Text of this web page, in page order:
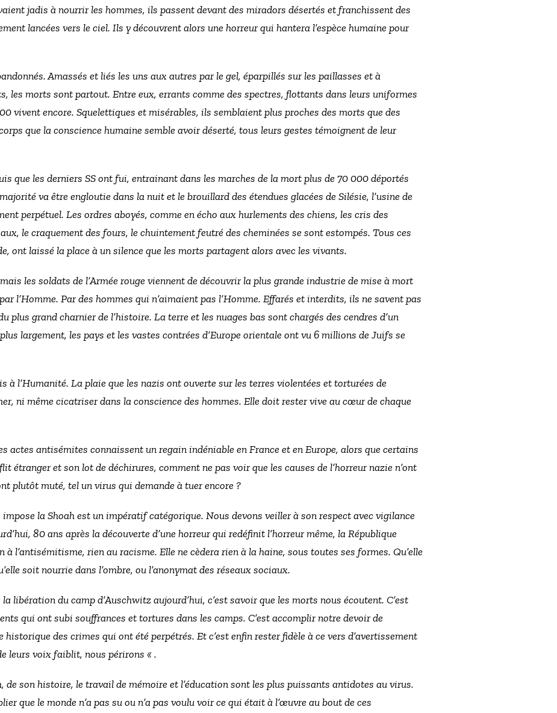
jadis à nourrir les hommes, ils passent devant des miradors désertés et franchissent des
lancées vers le ciel. Ils y découvrent alors une horreur qui hantera l’espèce humaine pour
Amassés et liés les uns aux autres par le gel, éparpillés sur les paillasses et à
les morts sont partout. Entre eux, errants comme des spectres, flottants dans leurs uniformes
vivent encore. Squelettiques et misérables, ils semblaient plus proches des morts que des
que la conscience humaine semble avoir déserté, tous leurs gestes témoignent de leur
que les derniers SS ont fui, entrainant dans les marches de la mort plus de 70 000 déportés
va être engloutie dans la nuit et le brouillard des étendues glacées de Silésie, l’usine de
perpétuel. Les ordres aboyés, comme en écho aux hurlements des chiens, les cris des
le craquement des fours, le chuintement feutré des cheminées se sont estompés. Tous ces
ont laissé la place à un silence que les morts partagent alors avec les vivants.
les soldats de l’Armée rouge viennent de découvrir la plus grande industrie de mise à mort
l’Homme. Par des hommes qui n’aimaient pas l’Homme. Effarés et interdits, ils ne savent pas
plus grand charnier de l’histoire. La terre et les nuages bas sont chargés des cendres d’un
largement, les pays et les vastes contrées d’Europe orientale ont vu 6 millions de Juifs se
à l’Humanité. La plaie que les nazis ont ouverte sur les terres violentées et torturées de
ni même cicatriser dans la conscience des hommes. Elle doit rester vive au cœur de chaque
actes antisémites connaissent un regain indéniable en France et en Europe, alors que certains
étranger et son lot de déchirures, comment ne pas voir que les causes de l’horreur nazie n’ont
plutôt muté, tel un virus qui demande à tuer encore ?
la Shoah est un impératif catégorique. Nous devons veiller à son respect avec vigilance
80 ans après la découverte d’une horreur qui redéfinit l’horreur même, la République
à l’antisémitisme, rien au racisme. Elle ne cèdera rien à la haine, sous toutes ses formes. Qu’elle
soit nourrie dans l’ombre, ou l’anonymat des réseaux sociaux.
libération du camp d’Auschwitz aujourd’hui, c’est savoir que les morts nous écoutent. C’est
qui ont subi souffrances et tortures dans les camps. C’est accomplir notre devoir de
des crimes qui ont été perpétrés. Et c’est enfin rester fidèle à ce vers d’avertissement
leurs voix faiblit, nous périrons « .
de son histoire, le travail de mémoire et l’éducation sont les plus puissants antidotes au virus.
que le monde n’a pas su ou n’a pas voulu voir ce qui était à l’œuvre au bout de ces